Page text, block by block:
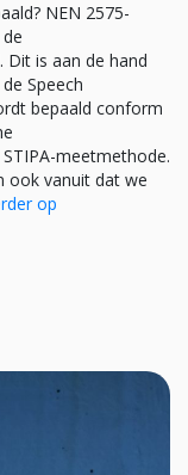
NEN 2575-
Dit is aan de hand
Speech
bepaald conform
meetmethode.
ook vanuit dat we
op